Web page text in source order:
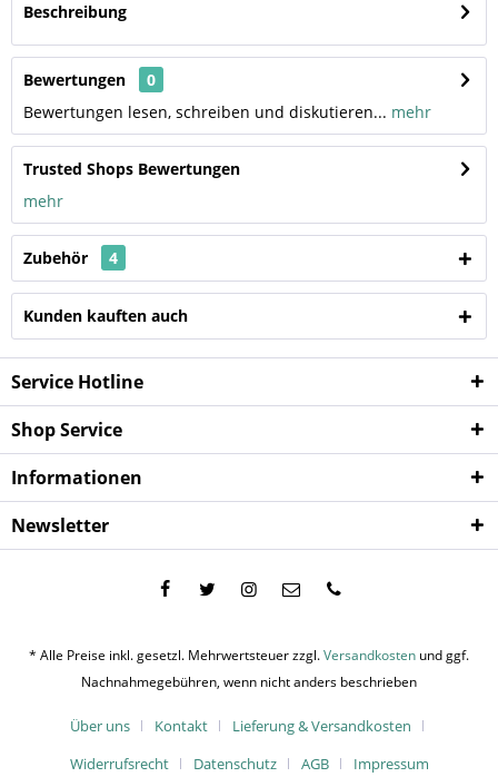
Beschreibung
Bewertungen
0
Bewertungen lesen, schreiben und diskutieren... mehr
Trusted Shops Bewertungen
mehr
Zubehör 4
Kunden kauften auch
Service Hotline
Shop Service
Informationen
Newsletter
* Alle Preise inkl. gesetzl. Mehrwertsteuer zzgl.Versandkosten und ggf.
Nachnahmegebühren, wenn nicht anders beschrieben
Über uns Kontakt
Lieferung & Versandkosten
Widerrufsrecht
Datenschutz AGB Impressum